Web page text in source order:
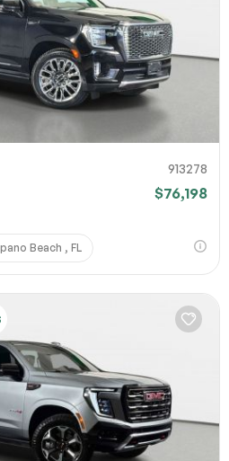
913278
$76,198
Beach , FL